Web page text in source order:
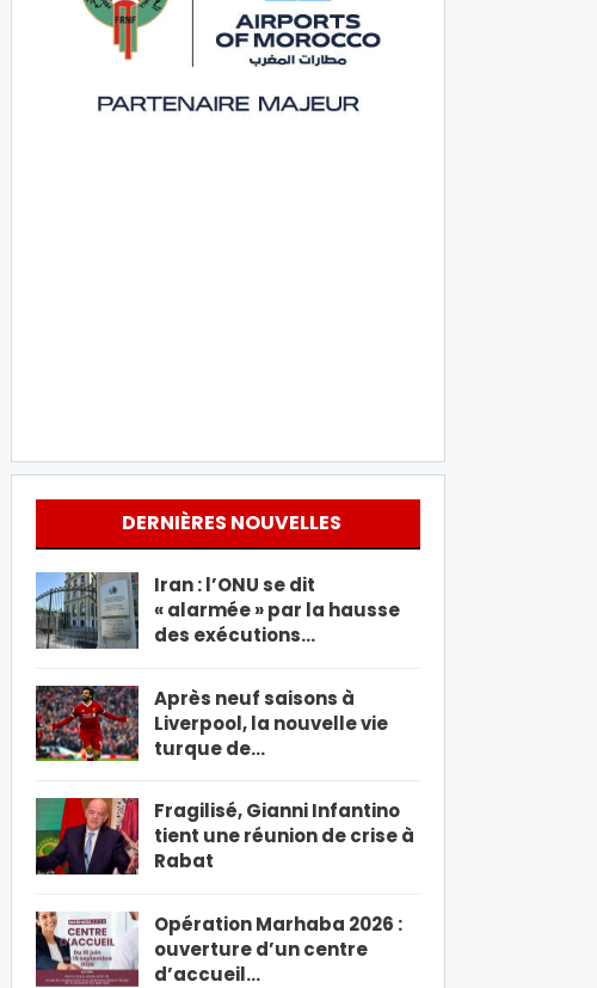
DERNIÈRES NOUVELLES
Iran : l’ONU se dit
« alarmée » par la hausse
des exécutions…
Après neuf saisons à
Liverpool, la nouvelle vie
turque de…
Fragilisé, Gianni Infantino
tient une réunion de crise à
Rabat
Opération Marhaba 2026 :
ouverture d’un centre
d’accueil…